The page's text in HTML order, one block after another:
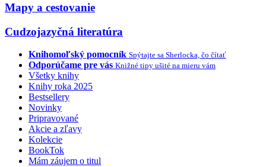
Mapy a cestovanie
Cudzojazyčná literatúra
Knihomoľský pomocník Spýtajte sa Sherlocka, čo čítať
Odporúčame pre vás Knižné tipy ušité na mieru vám
Všetky knihy
Knihy roka 2025
Bestsellery
Novinky
Pripravované
Akcie a zľavy
Kolekcie
BookTok
Mám záujem o titul